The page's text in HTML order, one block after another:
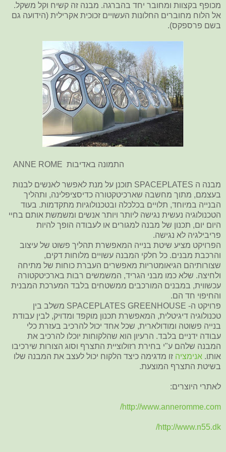
מכופף בקצוות ומחובר יחד בהברגה. מבנה זה קשיח וקל משקל.
אל הלוח מחוברים החלונות העשויים זכוכית אקרילית (הידועה גם
בשם פרספקס).
התמונה באדיבות ANNE ROME
מבנה ה SPACEPLATES תוכנן על מנת לאפשר לאנשים לבנות
בעצמם, מתוך מחשבה שארכיטקטורה כדיסציפלינה, ותהליך
הבנייה במיוחד, תלויים בכלכלה ובטכנולוגיות מתקדמות. בעוד
הטכנולוגיה נעשית נגישה ליותר ויותר אנשים ומשמשת אותם בחיי
היום יום, תכנון של מבנה למגורים או לעבודה הופך להיות
פריבילגיה לא נגישה.
הפרויקט מציע שיטת בנייה המאפשרת תהליך פשוט של עיצוב
והרכבת מבנים. כל חלקי המבנה עשויים מלוחות דקים,
שצורותיהם הגיאומטריות מאפשרים העברת כוחות של מתיחה
ולחיצה. שלא כמו מבני הגריד, המשמשים רבות בארכיטקטורה
עכשווית, במבנים המורכבים ממשטחים בלבד המערכת המבנית
והחיפוי חד הם.
פרויקט ה- SPACEPLATES GREENHOUSE משלב בין
טכנולוגיה דיגיטלית, המאפשרת תכנון מוקפד ומדויק, לבין עבודת
בנייה פשוטה ומודולארית, שכל אחד יכול להרכיב בעזרת כלי
עבודה ידניים בלבד. הרעיון הוא שהלקוחות יוכלו להרכיב את
המבנה שלהם ע"י בחירת רזולוציית התצרף וסוג הצורות שירכיבו
אותו. אנימציה זו מדגימה כיצד הלקוח יכול לעצב את המבנה שלו
בשיטת התצרף המוצעת.
לאתרי היוצרים:
http://www.anneromme.com/
http://www.n55.dk/